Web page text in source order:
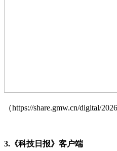
（https://share.gmw.cn/digital/
3.《科技日报》客户端